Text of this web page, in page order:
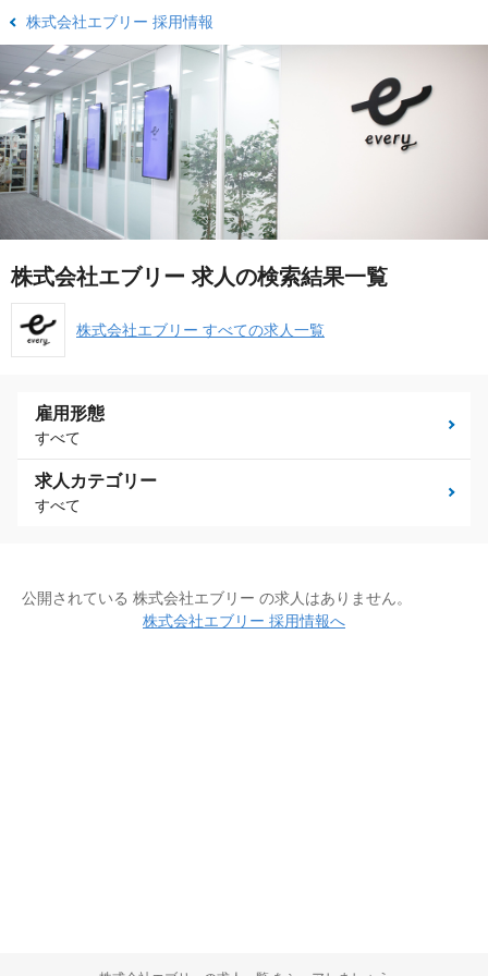
株式会社エブリー 採用情報
株式会社エブリー 求人の検索結果一覧
株式会社エブリー すべての求人一覧
雇用形態
すべて
求人カテゴリー
すべて
公開されている 株式会社エブリー の求人はありません。
株式会社エブリー 採用情報へ